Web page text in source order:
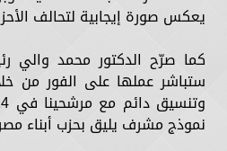
يعكس صورة إيجابية لتحالف
كما صرّح الدكتور محمد والي
ستباشر عملها على الفور من
نموذج مشرف يليق بحزب أبناء